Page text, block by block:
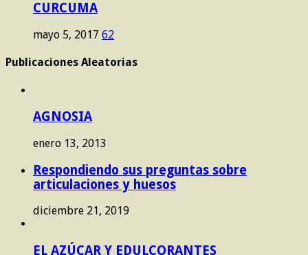
CURCUMA
mayo 5, 2017 62
Publicaciones Aleatorias
AGNOSIA
enero 13, 2013
Respondiendo sus preguntas sobre
articulaciones y huesos
diciembre 21, 2019
EL AZÚCAR Y EDULCORANTES